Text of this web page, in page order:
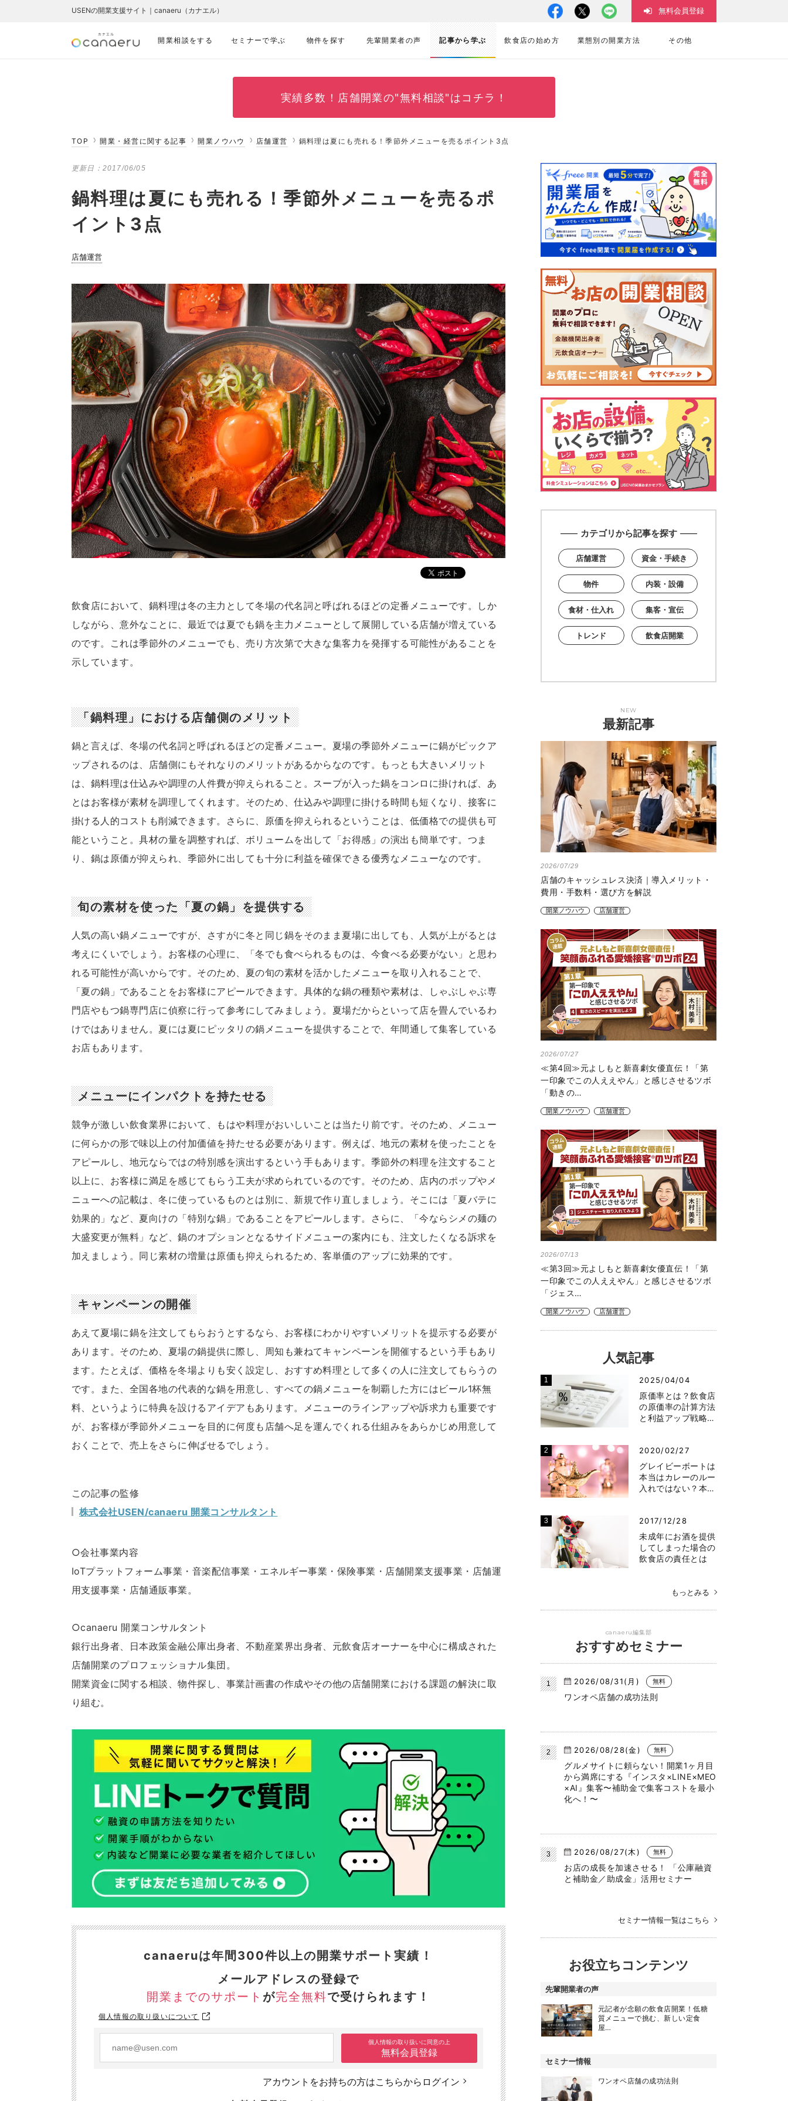
開業相談をする セミナーで学ぶ 物件を探す 先輩開業者の声 記事から学ぶ 飲食店の始め方 業態別の開業方法 その他
USENの開業支援サイト｜canaeru（カナエル） 無料会員登録
実績多数！ 店舗開業の"無料相談"はコチラ！
TOP 開業・経営に関する記事 開業ノウハウ 店舗運営 鍋料理は夏にも売れる！季節外メニューを売るポイント3点
更新日： 2017/06/05
鍋料理は夏にも売れる！季節外メニューを売るポ
イント3点
店舗運営
飲食店において、鍋料理は冬の主力として冬場の代名詞と呼ばれるほどの定番メニューです。しか
しながら、意外なことに、最近では夏でも鍋を主力メニューとして展開している店舗が増えている
のです。これは季節外のメニューでも、売り方次第で大きな集客力を発揮する可能性があることを
示しています。
「鍋料理」における店舗側のメリット
鍋と言えば、冬場の代名詞と呼ばれるほどの定番メニュー。夏場の季節外メニューに鍋がピックア
ップされるのは、店舗側にもそれなりのメリットがあるからなのです。もっとも大きいメリット
は、鍋料理は仕込みや調理の人件費が抑えられること。スープが入った鍋をコンロに掛ければ、あ
とはお客様が素材を調理してくれます。そのため、仕込みや調理に掛ける時間も短くなり、接客に
掛ける人的コストも削減できます。さらに、原価を抑えられるということは、低価格での提供も可
能ということ。具材の量を調整すれば、ボリュームを出して「お得感」の演出も簡単です。つま
り、鍋は原価が抑えられ、季節外に出しても十分に利益を確保できる優秀なメニューなのです。
旬の素材を使った「夏の鍋」を提供する
人気の高い鍋メニューですが、さすがに冬と同じ鍋をそのまま夏場に出しても、人気が上がるとは
考えにくいでしょう。お客様の心理に、「冬でも食べられるものは、今食べる必要がない」と思わ
れる可能性が高いからです。そのため、夏の旬の素材を活かしたメニューを取り入れることで、
「夏の鍋」であることをお客様にアピールできます。具体的な鍋の種類や素材は、しゃぶしゃぶ専
門店やもつ鍋専門店に偵察に行って参考にしてみましょう。夏場だからといって店を畳んでいるわ
けではありません。夏には夏にピッタリの鍋メニューを提供することで、年間通して集客している
お店もあります。
メニューにインパクトを持たせる
競争が激しい飲食業界において、もはや料理がおいしいことは当たり前です。そのため、メニュー
に何らかの形で味以上の付加価値を持たせる必要があります。例えば、地元の素材を使ったことを
アピールし、地元ならではの特別感を演出するという手もあります。季節外の料理を注文すること
以上に、お客様に満足を感じてもらう工夫が求められているのです。そのため、店内のポップやメ
ニューへの記載は、冬に使っているものとは別に、新規で作り直しましょう。そこには「夏バテに
効果的」など、夏向けの「特別な鍋」であることをアピールします。さらに、「今ならシメの麺の
大盛変更が無料」など、鍋のオプションとなるサイドメニューの案内にも、注文したくなる訴求を
加えましょう。同じ素材の増量は原価も抑えられるため、客単価のアップに効果的です。
キャンペーンの開催
あえて夏場に鍋を注文してもらおうとするなら、お客様にわかりやすいメリットを提示する必要が
あります。そのため、夏場の鍋提供に際し、周知も兼ねてキャンペーンを開催するという手もあり
ます。たとえば、価格を冬場よりも安く設定し、おすすめ料理として多くの人に注文してもらうの
です。また、全国各地の代表的な鍋を用意し、すべての鍋メニューを制覇した方にはビール1杯無
料、というように特典を設けるアイデアもあります。メニューのラインアップや訴求力も重要です
が、お客様が季節外メニューを目的に何度も店舗へ足を運んでくれる仕組みをあらかじめ用意して
おくことで、売上をさらに伸ばせるでしょう。
この記事の監修
株式会社USEN/canaeru 開業コンサルタント
○会社事業内容
IoTプラットフォーム事業・音楽配信事業・エネルギー事業・保険事業・店舗開業支援事業・店舗運
用支援事業・店舗通販事業。
○canaeru 開業コンサルタント
銀行出身者、日本政策金融公庫出身者、不動産業界出身者、元飲食店オーナーを中心に構成された
店舗開業のプロフェッショナル集団。
開業資金に関する相談、物件探し、事業計画書の作成やその他の店舗開業における課題の解決に取
り組む。
canaeruは年間300件以上の開業サポート実績！
メールアドレスの登録で
開業までのサポート が完全無料で受けられます！
個人情報の取り扱いについて
個人情報の取り扱いに同意の上
無料会員登録
アカウントをお持ちの方はこちらからログイン
カテゴリから記事を探す
店舗運営 資金・手続き
物件 内装・設備
食材・仕入れ 集客・宣伝
トレンド 飲食店開業
NEW
最新記事
2026/07/29
店舗のキャッシュレス決済｜導入メリット・
費用・手数料・選び方を解説
開業ノウハウ 店舗運営
2026/07/27
≪第4回≫元よしもと新喜劇女優直伝！「第
一印象でこの人ええやん」と感じさせるツボ
「動きの…
開業ノウハウ 店舗運営
2026/07/13
≪第3回≫元よしもと新喜劇女優直伝！「第
一印象でこの人ええやん」と感じさせるツボ
「ジェス…
開業ノウハウ 店舗運営
人気記事
2025/04/04
原価率とは？飲食店
の原価率の計算方法
と利益アップ戦略…
2020/02/27
グレイビーボートは
本当はカレーのルー
入れではない？本…
2017/12/28
未成年にお酒を提供
してしまった場合の
飲食店の責任とは
もっとみる
canaeru編集部
おすすめセミナー
2026/08/31(月) 無料
ワンオペ店舗の成功法則
2026/08/28(金) 無料
グルメサイトに頼らない！開業1ヶ月目
から満席にする『インスタ×LINE×MEO
×AI』集客〜補助金で集客コストを最小
化へ！〜
2026/08/27(木) 無料
お店の成長を加速させる！ 「公庫融資
と補助金／助成金」活用セミナー
セミナー情報一覧はこちら
お役立ちコンテンツ
先輩開業者の声
元記者が念願の飲食店開業！低糖
質メニューで挑む、新しい定食
屋…
セミナー情報
ワンオペ店舗の成功法則